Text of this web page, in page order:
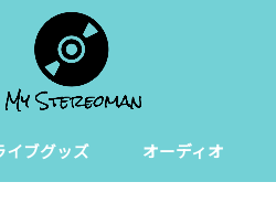
イブグッズ オーディオ